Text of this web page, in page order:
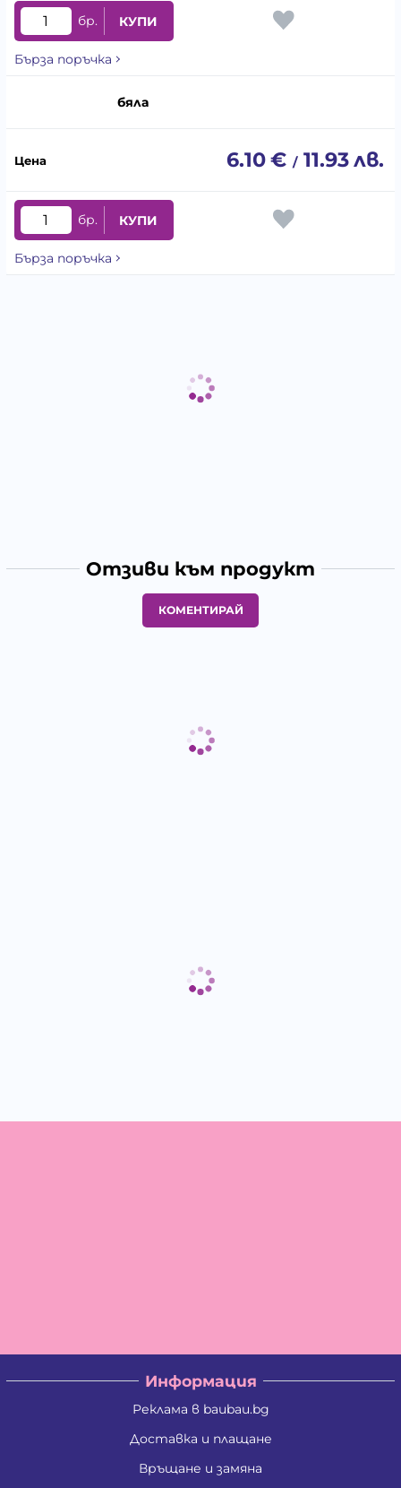
бр. КУПИ
Бърза поръчка
бяла
6.10€ / 11.93лв.
бр. КУПИ
Бърза поръчка
Отзиви към продукт
КОМЕНТИРАЙ
Информация
Реклама в baubau.bg
Доставка и плащане
Връщане и замяна